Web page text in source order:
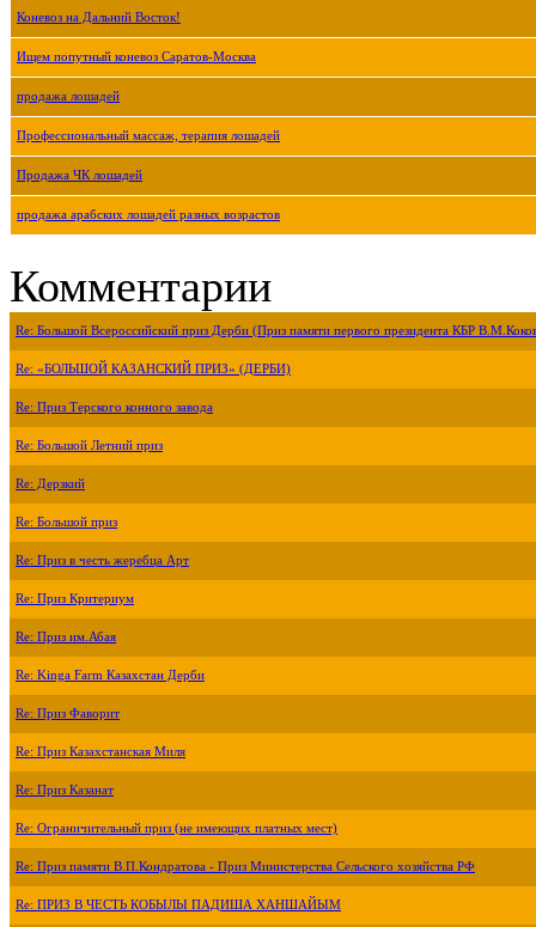
Коневоз на Дальний Восток!
Ищем попутный коневоз Саратов-Москва
продажа лошадей
Профессиональный массаж, терапия лошадей
Продажа ЧК лошадей
продажа арабских лошадей разных возрастов
Комментарии
Re: Большой Всероссийский приз Дерби (Приз памяти первого президента КБР
Re: «БОЛЬШОЙ КАЗАНСКИЙ ПРИЗ» (ДЕРБИ)
Re: Приз Терского конного завода
Re: Большой Летний приз
Re: Дерзкий
Re: Большой приз
Re: Приз в честь жеребца Арт
Re: Приз Критериум
Re: Приз им.Абая
Re: Kinga Farm Казахстан Дерби
Re: Приз Фаворит
Re: Приз Казахстанская Миля
Re: Приз Казанат
Re: Ограничительный приз (не имеющих платных мест)
Re: Приз памяти В.П.Кондратова - Приз Министерства Сельского хозяйства РФ
Re: ПРИЗ В ЧЕСТЬ КОБЫЛЫ ПАДИША ХАНШАЙЫМ